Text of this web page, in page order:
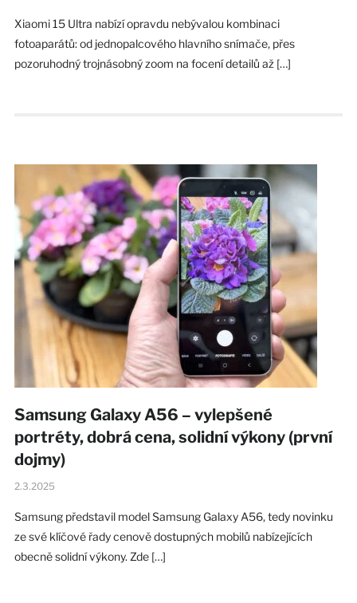
Xiaomi 15 Ultra nabízí opravdu nebývalou kombinaci
fotoaparátů: od jednopalcového hlavního snímače, přes
pozoruhodný trojnásobný zoom na focení detailů až […]
Samsung Galaxy A56 – vylepšené
portréty, dobrá cena, solidní výkony (první
dojmy)
2.3.2025
Samsung představil model Samsung Galaxy A56, tedy novinku
ze své klíčové řady cenově dostupných mobilů nabízejících
obecně solidní výkony. Zde […]